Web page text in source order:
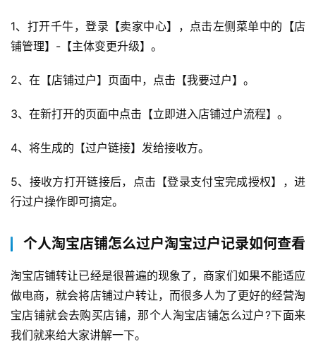
社
群
问
社
1、打开千牛，登录【卖家中心】，点击左侧菜单中的【店
铺管理】-【主体变更升级】。
2、在【店铺过户】页面中，点击【我要过户】。
3、在新打开的页面中点击【立即进入店铺过户流程】。
4、将生成的【过户链接】发给接收方。
5、接收方打开链接后，点击【登录支付宝完成授权】，进
行过户操作即可搞定。
个人淘宝店铺怎么过户淘宝过户记录如何查看
淘宝店铺转让已经是很普遍的现象了，商家们如果不能适应
做电商，就会将店铺过户转让，而很多人为了更好的经营淘
宝店铺就会去购买店铺，那个人淘宝店铺怎么过户?下面来
我们就来给大家讲解一下。